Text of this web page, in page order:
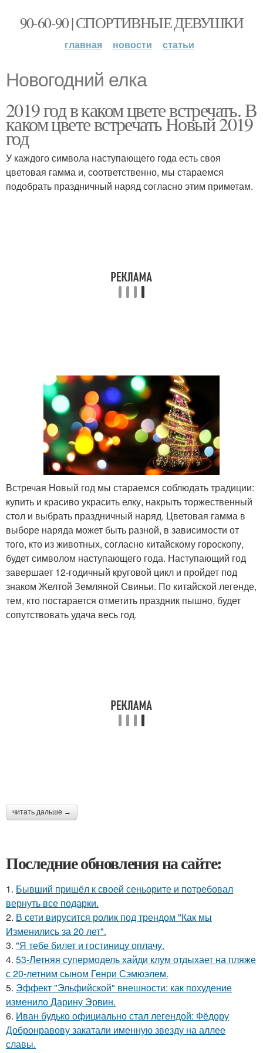
90-60-90 | СПОРТИВНЫЕ ДЕВУШКИ
главная новости статьи
Новогодний елка
2019 год в каком цвете встречать. В
каком цвете встречать Новый 2019
год
У каждого символа наступающего года есть своя
цветовая гамма и, соответственно, мы стараемся
подобрать праздничный наряд согласно этим приметам.
Встречая Новый год мы стараемся соблюдать традиции:
купить и красиво украсить елку, накрыть торжественный
стол и выбрать праздничный наряд. Цветовая гамма в
выборе наряда может быть разной, в зависимости от
того, кто из животных, согласно китайскому гороскопу,
будет символом наступающего года. Наступающий год
завершает 12-годичный круговой цикл и пройдет под
знаком Желтой Земляной Свиньи. По китайской легенде,
тем, кто постарается отметить праздник пышно, будет
сопутствовать удача весь год.
читать дальше →
Последние обновления на сайте:
1. Бывший пришёл к своей сеньорите и потребовал
вернуть все подарки.
2. В сети вирусится ролик под трендом "Как мы
Изменились за 20 лет".
3. "Я тебе билет и гостиницу оплачу.
4. 53-Летняя супермодель хайди клум отдыхает на пляже
с 20-летним сыном Генри Сэмюэлем.
5. Эффект "Эльфийской" внешности: как похудение
изменило Дарину Эрвин.
6. Иван будько официально стал легендой: Фёдору
Добронравову закатали именную звезду на аллее
славы.